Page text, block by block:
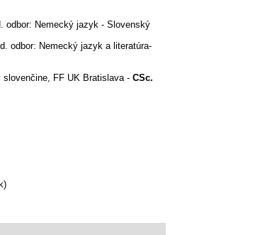
odbor: Nemecký jazyk - Slovenský
odbor: Nemecký jazyk a literatúra-
slovenčine, FF UK Bratislava - CSc.